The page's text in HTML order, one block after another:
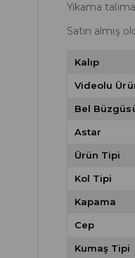
Yıkama
Satın almış
Kalıp
Videolu
Bel
Astar
Ürün Tipi
Kol Tipi
Kapama
Cep
Kumaş Tipi